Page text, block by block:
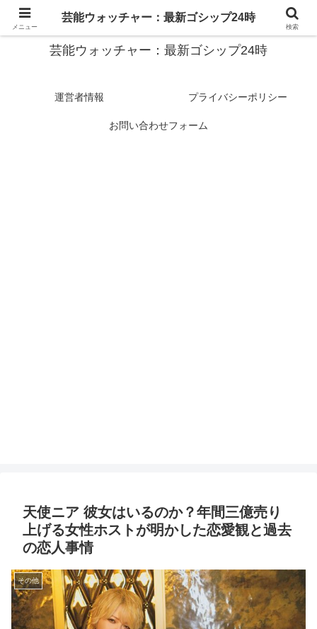
スターたちの裏側を徹底追跡！話題のゴシップがここに集結
芸能ウォッチャー：最新ゴシップ24時
運営者情報 プライバシーポリシー
お問い合わせフォーム
天使ニア 彼女はいるのか？年間三億売り
上げる女性ホストが明かした恋愛観と過去
の恋人事情
その他
メニュー
芸能ウォッチャー：最新ゴシップ24時
検索